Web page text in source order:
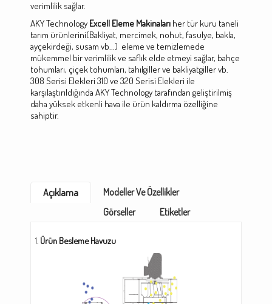
verimlilik sağlar.
AKY Technology Excell Eleme Makinaları her tür kuru taneli
tarım ürünlerini(Bakliyat, mercimek, nohut, fasulye, bakla,
ayçekirdeği, susam vb...) eleme ve temizlemede
mükemmel bir verimlilik ve saflık elde etmeyi sağlar, bahçe
tohumları, çiçek tohumları, tahılgiller ve bakliyatgiller vb.
308 Serisi Elekleri 310 ve 320 Serisi Elekleri ile
karşılaştırıldığında AKY Technology tarafından geliştirilmiş
daha yüksek etkenli hava ile ürün kaldırma özelliğine
sahiptir.
Açıklama
Modeller Ve Özellikler
Görseller
Etiketler
Ürün Besleme Havuzu